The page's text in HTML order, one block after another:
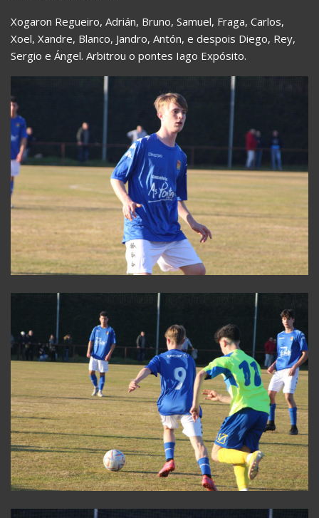
Xogaron Regueiro, Adrián, Bruno, Samuel, Fraga, Carlos,
Xoel, Xandre, Blanco, Jandro, Antón, e despois Diego, Rey,
Sergio e Ángel. Arbitrou o pontes Iago Expósito.